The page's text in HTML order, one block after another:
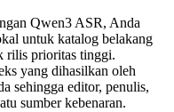
Qwen3 ASR, Anda
untuk katalog belakang
rilis prioritas tinggi.
yang dihasilkan oleh
sehingga editor, penulis,
sumber kebenaran.